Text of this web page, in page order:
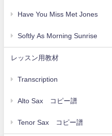
Have You Miss Met Jones
Softly As Morning Sunrise
レッスン用教材
Transcription
Alto Sax コピー譜
Tenor Sax コピー譜